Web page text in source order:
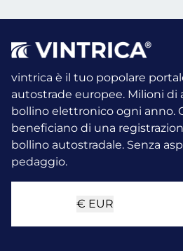
vintrica è il tuo popolare
autostrade europee. Milioni
bollino elettronico ogni anno.
beneficiano di una
bollino autostradale. Senza
pedaggio.
€ EUR